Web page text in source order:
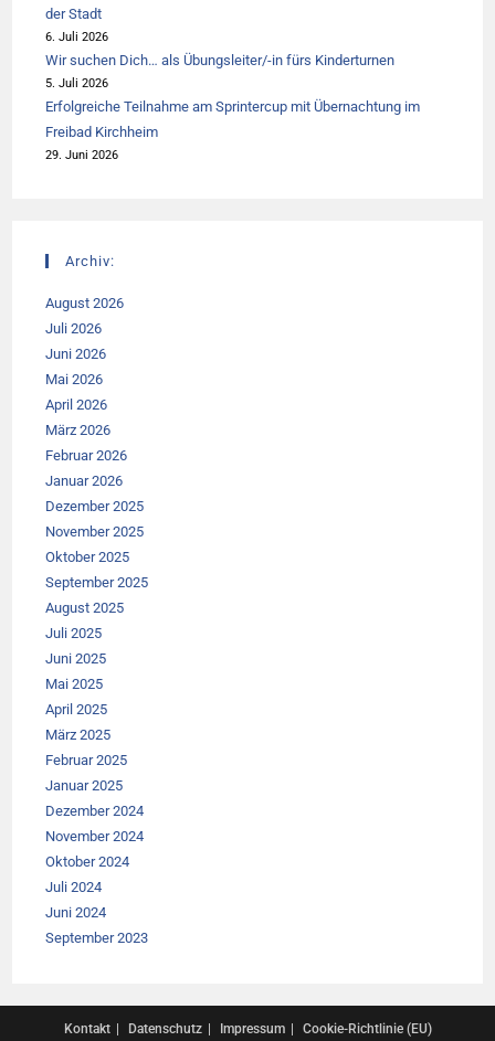
der Stadt
6. Juli 2026
Wir suchen Dich… als Übungsleiter/-in fürs Kinderturnen
5. Juli 2026
Erfolgreiche Teilnahme am Sprintercup mit Übernachtung im
Freibad Kirchheim
29. Juni 2026
Archiv:
August 2026
Juli 2026
Juni 2026
Mai 2026
April 2026
März 2026
Februar 2026
Januar 2026
Dezember 2025
November 2025
Oktober 2025
September 2025
August 2025
Juli 2025
Juni 2025
Mai 2025
April 2025
März 2025
Februar 2025
Januar 2025
Dezember 2024
November 2024
Oktober 2024
Juli 2024
Juni 2024
September 2023
Kontakt Datenschutz Impressum Cookie-Richtlinie (EU)